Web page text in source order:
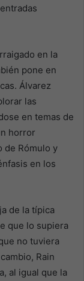
en la
pone en
Álvarez
las
en temas de
horror
de Rómulo y
en los
de la típica
que lo supiera
no tuviera
Rain
al igual que la